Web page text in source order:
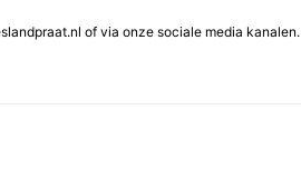
of via onze sociale media kanalen.